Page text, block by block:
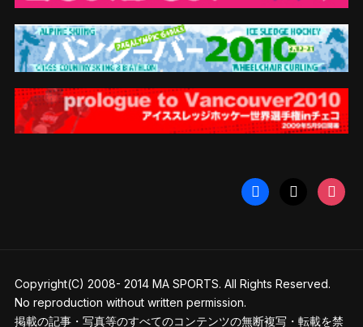
facebook
Copyright(C) 2008- 2014 MA SPORTS. All Rights Reserved.
No reproduction without written permission.
掲載の記事・写真等のすべてのコンテンツの無断複写・転載を禁